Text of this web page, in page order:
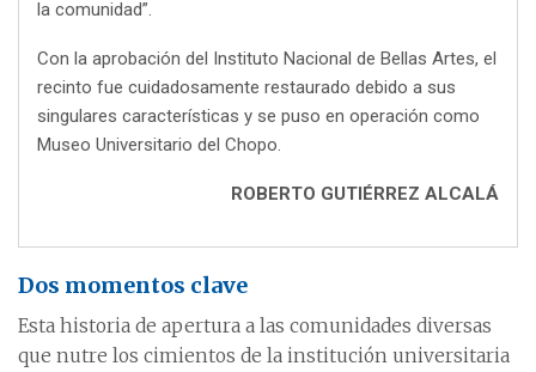
la comunidad”.
Con la aprobación del Instituto Nacional de Bellas Artes, el
recinto fue cuidadosamente restaurado debido a sus
singulares características y se puso en operación como
Museo Universitario del Chopo.
ROBERTO GUTIÉRREZ ALCALÁ
Dos momentos clave
Esta historia de apertura a las comunidades diversas
que nutre los cimientos de la institución universitaria